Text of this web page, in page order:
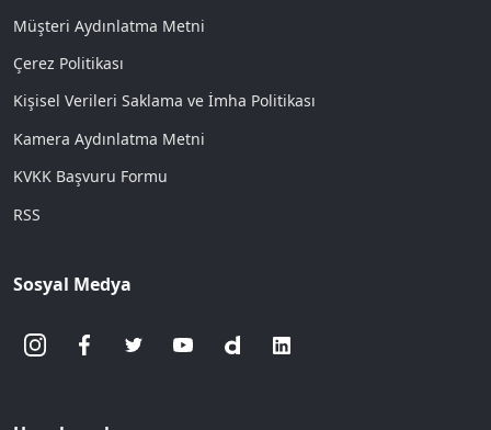
Müşteri Aydınlatma Metni
Çerez Politikası
Kişisel Verileri Saklama ve İmha Politikası
Kamera Aydınlatma Metni
KVKK Başvuru Formu
RSS
Sosyal Medya